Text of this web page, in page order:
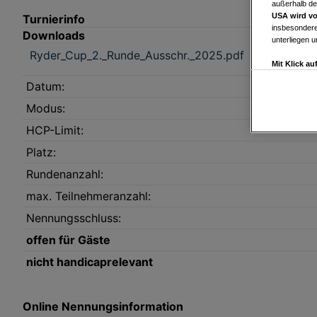
Turnierinfo
Downloads
Ryder_Cup_2._Runde_Ausschr._2025.pdf
Datum:
Modus:
HCP-Limit:
Platz:
Rundenanzahl:
max. Teilnehmeranzahl:
Nennungsschluss:
offen für Gäste
nicht handicaprelevant
Online Nennungsinformation
außerhalb
USA wird
unterliegen
Mit Klick
Wir und